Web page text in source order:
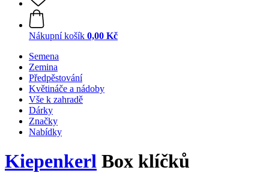
Nákupní košík 0,00 Kč
Semena
Zemina
Předpěstování
Květináče a nádoby
Vše k zahradě
Dárky
Značky
Nabídky
Kiepenkerl Box klíčků